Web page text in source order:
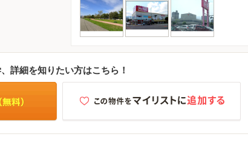
詳細を知りたい方はこちら！